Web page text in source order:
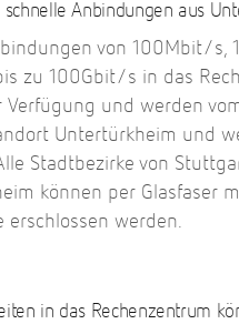
schnelle Anbindungen aus
von 100Mbit/s,
zu 100Gbit/s in das
Verfügung und werden
Untertürkheim und
Stadtbezirke von
können per Glasfaser
erschlossen werden.
in das Rechenzentrum